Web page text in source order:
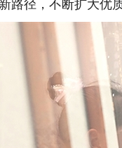
路径，不断扩大优